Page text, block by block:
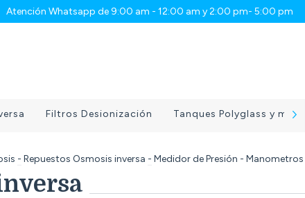
Atención Whatsapp de 9:00 am - 12:00 am y 2:00 pm- 5:00 pm
Filtros Desionización Tanques Polyglass y
- Repuestos Osmosis inversa - Medidor de Presión - Manometros